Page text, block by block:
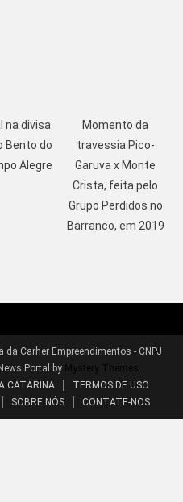
na divisa
Bento do
Alegre
Momento da
travessia Pico-
Garuva x Monte
Crista, feita pelo
Grupo Perdidos no
Barranco, em 2019
Carher Empreendimentos - CNPJ
Portal by Mystery Themes
CATARINA
TERMOS DE USO
SOBRE NÓS CONTATE-NOS